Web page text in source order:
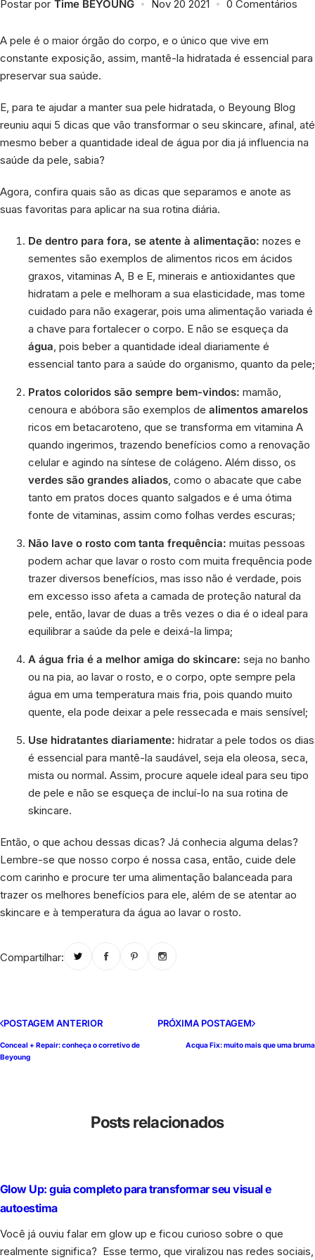
Cafeína
Esqualano
Pantenol
Retinol
Vitamina C
Vitamina E
Ver todos
Postar por Time BEYOUNG Nov 20 2021 0 Comentários
A pele é o maior órgão do corpo, e o único que vive em
constante exposição, assim, mantê-la hidratada é essencial para
preservar sua saúde.
E, para te ajudar a manter sua pele hidratada, o Beyoung Blog
reuniu aqui 5 dicas que vão transformar o seu skincare, afinal, até
mesmo beber a quantidade ideal de água por dia já influencia na
saúde da pele, sabia?
Agora, confira quais são as dicas que separamos e anote as
suas favoritas para aplicar na sua rotina diária.
De dentro para fora, se atente à alimentação: nozes e
sementes são exemplos de alimentos ricos em ácidos
graxos, vitaminas A, B e E, minerais e antioxidantes que
hidratam a pele e melhoram a sua elasticidade, mas tome
cuidado para não exagerar, pois uma alimentação variada é
a chave para fortalecer o corpo. E não se esqueça da
água, pois beber a quantidade ideal diariamente é
essencial tanto para a saúde do organismo, quanto da pele;
Pratos coloridos são sempre bem-vindos: mamão,
cenoura e abóbora são exemplos de alimentos amarelos
ricos em betacaroteno, que se transforma em vitamina A
quando ingerimos, trazendo benefícios como a renovação
celular e agindo na síntese de colágeno. Além disso, os
verdes são grandes aliados, como o abacate que cabe
tanto em pratos doces quanto salgados e é uma ótima
fonte de vitaminas, assim como folhas verdes escuras;
Não lave o rosto com tanta frequência: muitas pessoas
podem achar que lavar o rosto com muita frequência pode
trazer diversos benefícios, mas isso não é verdade, pois
em excesso isso afeta a camada de proteção natural da
pele, então, lavar de duas a três vezes o dia é o ideal para
equilibrar a saúde da pele e deixá-la limpa;
A água fria é a melhor amiga do skincare: seja no banho
ou na pia, ao lavar o rosto, e o corpo, opte sempre pela
água em uma temperatura mais fria, pois quando muito
quente, ela pode deixar a pele ressecada e mais sensível;
Use hidratantes diariamente: hidratar a pele todos os dias
é essencial para mantê-la saudável, seja ela oleosa, seca,
mista ou normal. Assim, procure aquele ideal para seu tipo
de pele e não se esqueça de incluí-lo na sua rotina de
skincare.
Então, o que achou dessas dicas? Já conhecia alguma delas?
Lembre-se que nosso corpo é nossa casa, então, cuide dele
com carinho e procure ter uma alimentação balanceada para
trazer os melhores benefícios para ele, além de se atentar ao
skincare e à temperatura da água ao lavar o rosto.
Compartilhar:
POSTAGEM ANTERIOR
Conceal + Repair: conheça o corretivo de
Beyoung
PRÓXIMA POSTAGEM
Acqua Fix: muito mais que uma bruma
Posts relacionados
Glow Up: guia completo para transformar seu visual e
autoestima
Você já ouviu falar em glow up e ficou curioso sobre o que
realmente significa? Esse termo, que viralizou nas redes sociais,